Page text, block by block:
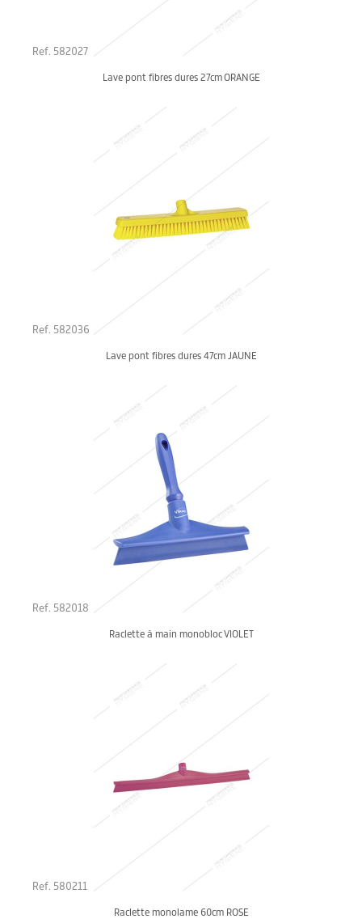
Ref. 582027
Lave pont fibres dures 27cm ORANGE
Ref. 582036
Lave pont fibres dures 47cm JAUNE
Ref. 582018
Raclette à main monobloc VIOLET
Ref. 580211
Raclette monolame 60cm ROSE